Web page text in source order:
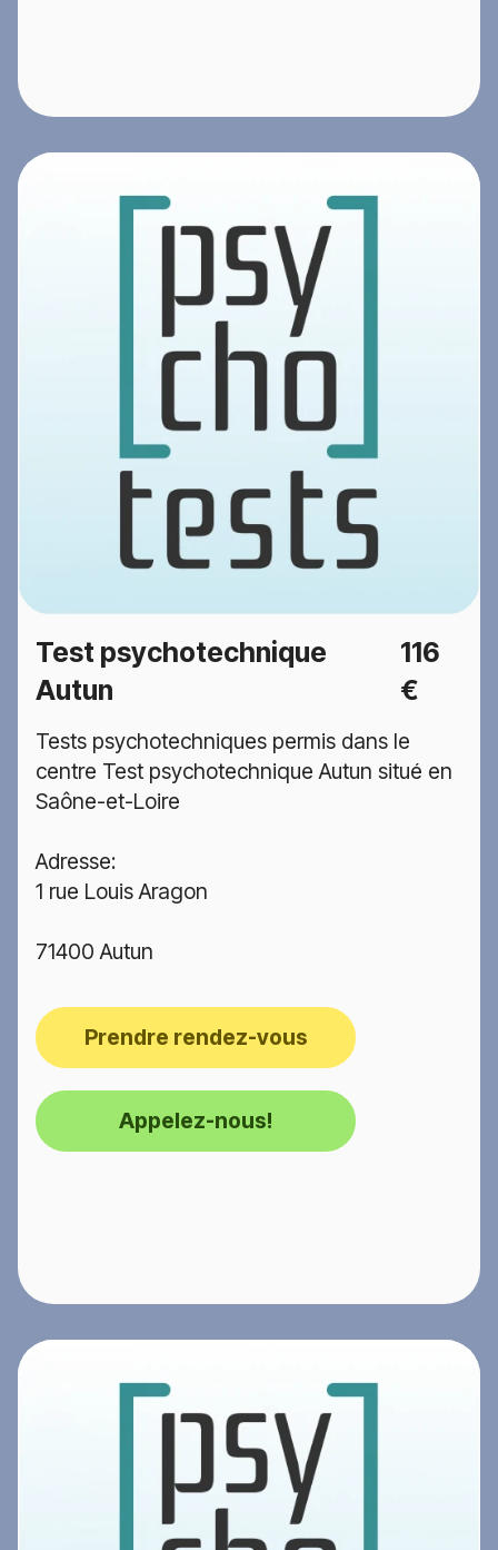
Test psychotechnique
Autun
116
€
Tests psychotechniques permis dans le
centre Test psychotechnique Autun situé en
Saône-et-Loire
Adresse:
1 rue Louis Aragon
71400 Autun
Prendre rendez-vous
Appelez-nous!